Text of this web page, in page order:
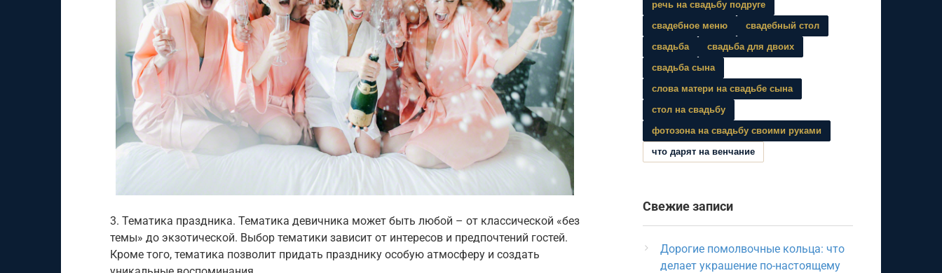
3. Тематика праздника. Тематика девичника может быть любой – от классической «без
темы» до экзотической. Выбор тематики зависит от интересов и предпочтений гостей.
Кроме того, тематика позволит придать празднику особую атмосферу и создать
речь на свадьбу подруге
свадебное меню
свадебный стол
свадьба
свадьба для двоих
свадьба сына
слова матери на свадьбе сына
стол на свадьбу
фотозона на свадьбу своими руками
что дарят на венчание
Свежие записи
Дорогие помолвочные кольца: что
делает украшение по-настоящему